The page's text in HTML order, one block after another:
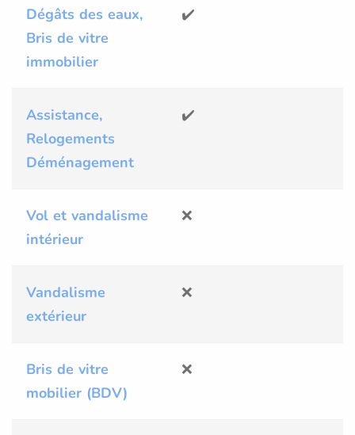
Dégâts des eaux,
Bris de vitre
immobilier
✔️
Assistance,
Relogements
Déménagement
✔️
Vol et vandalisme
intérieur
❌
Vandalisme
extérieur
❌
Bris de vitre
mobilier (BDV)
❌